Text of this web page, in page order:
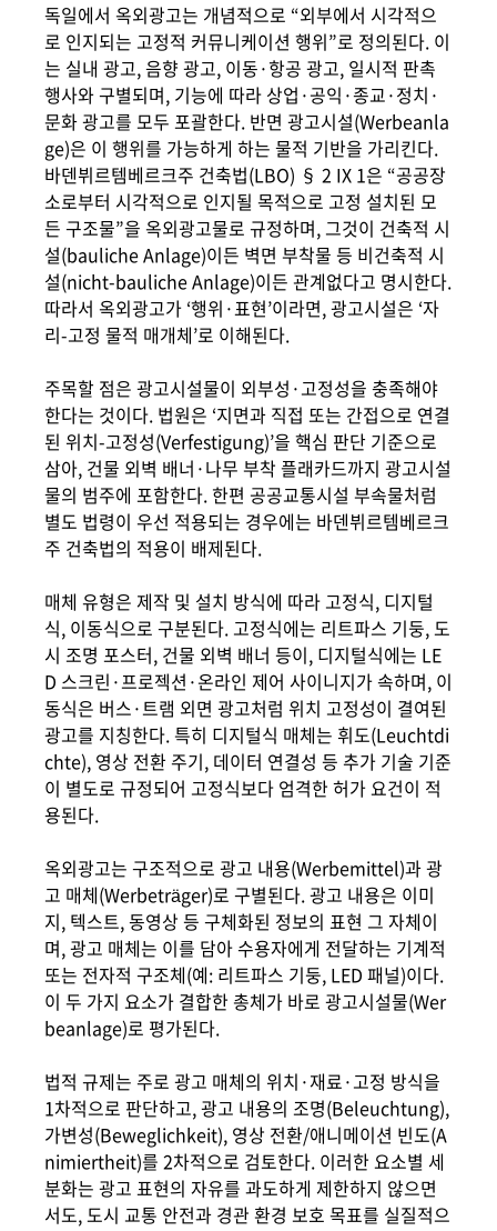
독일에서 옥외광고는 개념적으로 “외부에서 시각적으
로 인지되는 고정적 커뮤니케이션 행위”로 정의된다. 이
는 실내 광고, 음향 광고, 이동·항공 광고, 일시적 판촉
행사와 구별되며, 기능에 따라 상업·공익·종교·정치·
문화 광고를 모두 포괄한다. 반면 광고시설(Werbeanla
ge)은 이 행위를 가능하게 하는 물적 기반을 가리킨다.
바덴뷔르템베르크주 건축법(LBO) § 2 IX 1은 “공공장
소로부터 시각적으로 인지될 목적으로 고정 설치된 모
든 구조물”을 옥외광고물로 규정하며, 그것이 건축적 시
설(bauliche Anlage)이든 벽면 부착물 등 비건축적 시
설(nicht-bauliche Anlage)이든 관계없다고 명시한다.
따라서 옥외광고가 ‘행위·표현’이라면, 광고시설은 ‘자
리-고정 물적 매개체’로 이해된다.
주목할 점은 광고시설물이 외부성·고정성을 충족해야
한다는 것이다. 법원은 ‘지면과 직접 또는 간접으로 연결
된 위치-고정성(Verfestigung)’을 핵심 판단 기준으로
삼아, 건물 외벽 배너·나무 부착 플래카드까지 광고시설
물의 범주에 포함한다. 한편 공공교통시설 부속물처럼
별도 법령이 우선 적용되는 경우에는 바덴뷔르템베르크
주 건축법의 적용이 배제된다.
매체 유형은 제작 및 설치 방식에 따라 고정식, 디지털
식, 이동식으로 구분된다. 고정식에는 리트파스 기둥, 도
시 조명 포스터, 건물 외벽 배너 등이, 디지털식에는 LE
D 스크린·프로젝션·온라인 제어 사이니지가 속하며, 이
동식은 버스·트램 외면 광고처럼 위치 고정성이 결여된
광고를 지칭한다. 특히 디지털식 매체는 휘도(Leuchtdi
chte), 영상 전환 주기, 데이터 연결성 등 추가 기술 기준
이 별도로 규정되어 고정식보다 엄격한 허가 요건이 적
용된다.
옥외광고는 구조적으로 광고 내용(Werbemittel)과 광
고 매체(Werbeträger)로 구별된다. 광고 내용은 이미
지, 텍스트, 동영상 등 구체화된 정보의 표현 그 자체이
며, 광고 매체는 이를 담아 수용자에게 전달하는 기계적
또는 전자적 구조체(예: 리트파스 기둥, LED 패널)이다.
이 두 가지 요소가 결합한 총체가 바로 광고시설물(Wer
beanlage)로 평가된다.
법적 규제는 주로 광고 매체의 위치·재료·고정 방식을
1차적으로 판단하고, 광고 내용의 조명(Beleuchtung),
가변성(Beweglichkeit), 영상 전환/애니메이션 빈도(A
nimiertheit)를 2차적으로 검토한다. 이러한 요소별 세
분화는 광고 표현의 자유를 과도하게 제한하지 않으면
서도, 도시 교통 안전과 경관 환경 보호 목표를 실질적으